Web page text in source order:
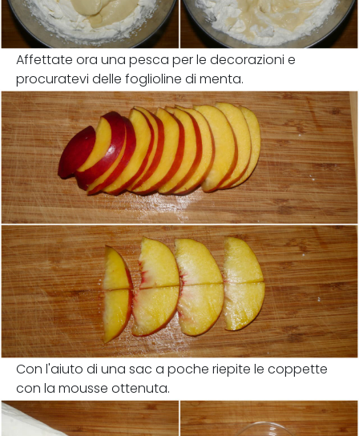
Affettate ora una pesca per le decorazioni e
procuratevi delle foglioline di menta.
Con l'aiuto di una sac a poche riepite le coppette
con la mousse ottenuta.